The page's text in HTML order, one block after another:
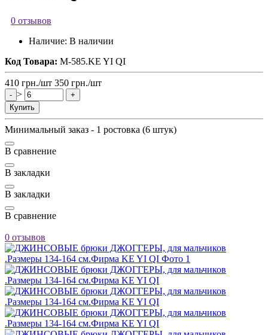
0 отзывов
Наличие: В наличии
Код Товара: М-585.KE YI QI
410 грн./шт 350 грн./шт
- >
+
Купить
Минимальный заказ - 1 ростовка (6 штук)
В сравнение
В закладки
В закладки
В сравнение
0 отзывов